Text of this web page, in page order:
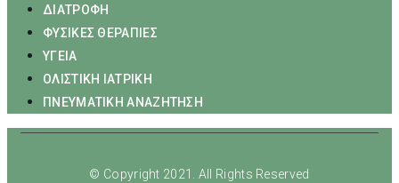
ΔΙΑΤΡΟΦΗ
ΦΥΣΙΚΕΣ ΘΕΡΑΠΙΕΣ
ΥΓΕΙΑ
ΟΛΙΣΤΙΚΗ ΙΑΤΡΙΚΗ
ΠΝΕΥΜΑΤΙΚΗ ΑΝΑΖΗΤΗΣΗ
© Copyright 2021. All Rights Reserved